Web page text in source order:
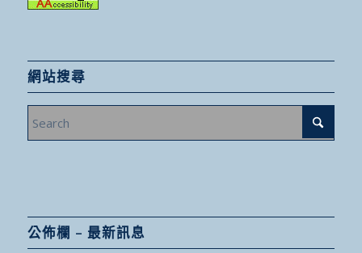
網站搜尋
公佈欄 – 最新訊息